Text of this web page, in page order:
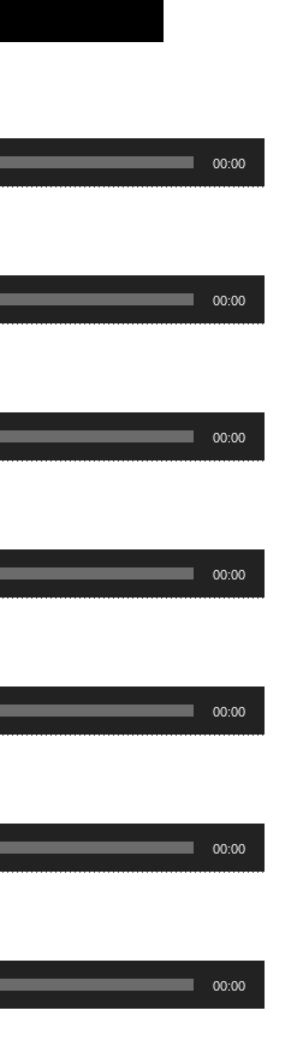
00:00
00:00
00:00
00:00
00:00
00:00
00:00